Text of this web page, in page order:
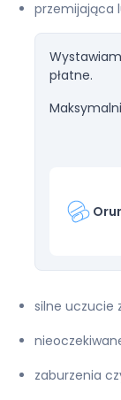
przemijająca
płatne.
silne uczucie
zaburzenia